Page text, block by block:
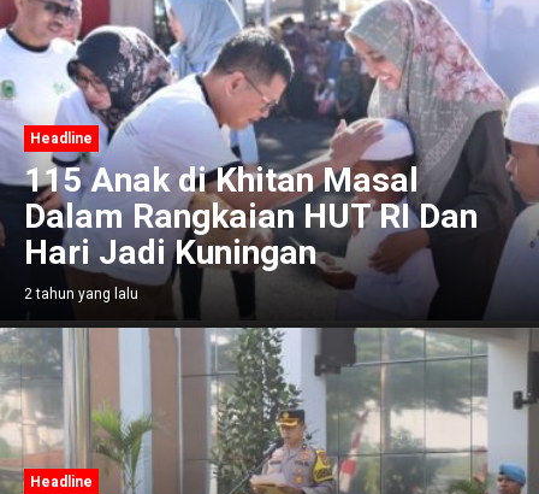
Headline
115 Anak di Khitan Masal
Dalam Rangkaian HUT RI Dan
Hari Jadi Kuningan
2 tahun yang lalu
Headline